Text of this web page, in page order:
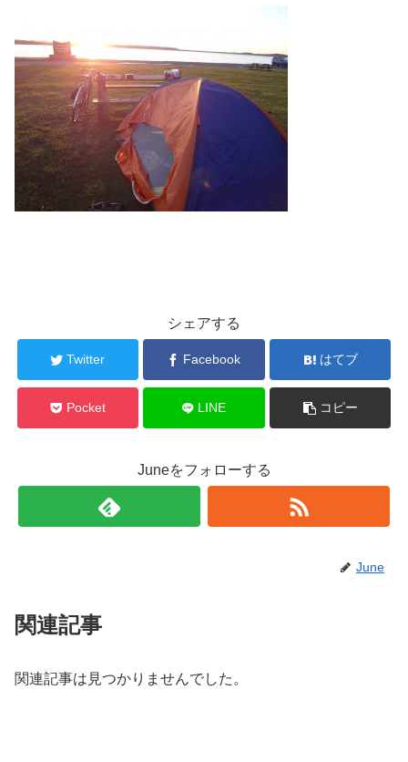
シェアする
Twitter Facebook はてブ
Pocket LINE コピー
Juneをフォローする
June
関連記事
関連記事は見つかりませんでした。